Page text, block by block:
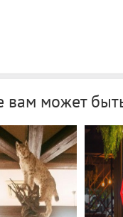
вам может